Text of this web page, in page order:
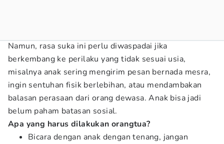
Namun, rasa suka ini perlu diwaspadai jika
berkembang ke perilaku yang tidak sesuai usia,
misalnya anak sering mengirim pesan bernada mesra,
ingin sentuhan fisik berlebihan, atau mendambakan
balasan perasaan dari orang dewasa. Anak bisa jadi
belum paham batasan sosial.
Apa yang harus dilakukan orangtua?
Bicara dengan anak dengan tenang, jangan